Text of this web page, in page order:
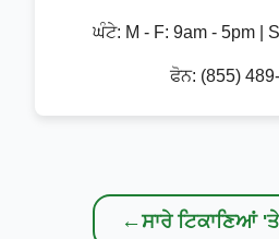
ਘੰਟੇ: M - F: 9am - 5pm |
ਫੋਨ: (855)
←ਸਾਰੇ ਟਿਕਾਣਿਆਂ